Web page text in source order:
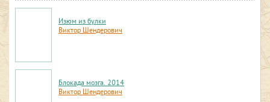
Изюм из булки
Виктор Шендерович
Блокада мозга. 2014
Виктор Шендерович